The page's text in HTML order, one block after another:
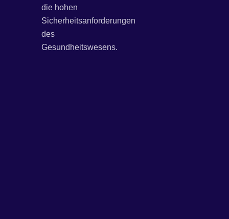
die hohen
Sicherheitsanforderungen
des
Gesundheitswesens.